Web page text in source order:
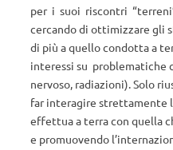
per i suoi riscontri
cercando di ottimizzare gli
di più a quello condotta a
interessi su problematiche
nervoso, radiazioni). Solo
far interagire strettamente
effettua a terra con quella
e promuovendo